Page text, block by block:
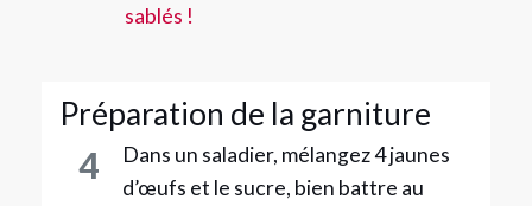
sablés !
Préparation de la garniture
4
Dans un saladier, mélangez 4 jaunes
d’œufs et le sucre, bien battre au